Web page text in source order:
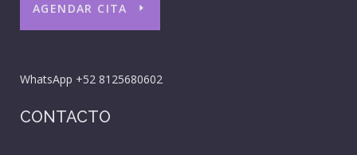
AGENDAR CITA
WhatsApp +52 8125680602
CONTACTO